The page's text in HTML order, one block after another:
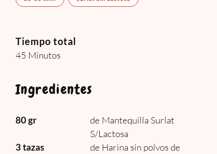
Tiempo total
45 Minutos
Ingredientes
80 gr
de Mantequilla Surlat
S/Lactosa
3 tazas
de Harina sin polvos de